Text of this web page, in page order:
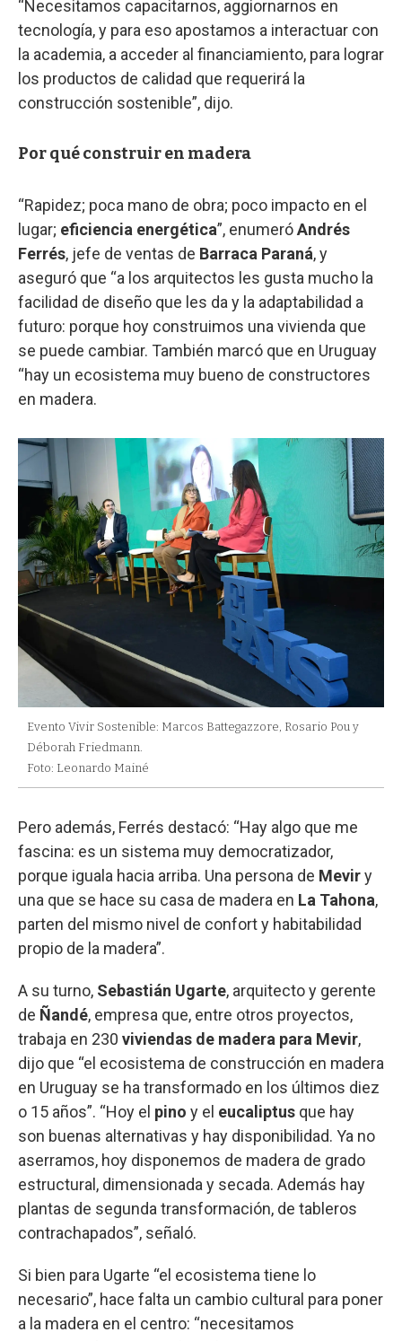
“Necesitamos capacitarnos, aggiornarnos en
tecnología, y para eso apostamos a interactuar con
la academia, a acceder al financiamiento, para lograr
los productos de calidad que requerirá la
construcción sostenible”, dijo.
Por qué construir en madera
“Rapidez; poca mano de obra; poco impacto en el
lugar; eficiencia energética”, enumeróAndrés
Ferrés, jefe de ventas de Barraca Paraná, y
aseguró que “a los arquitectos les gusta mucho la
facilidad de diseño que les da y la adaptabilidad a
futuro: porque hoy construimos una vivienda que
se puede cambiar. También marcó que en Uruguay
“hay un ecosistema muy bueno de constructores
en madera.
Evento Vivir Sostenible: Marcos Battegazzore, Rosario Pou y
Déborah Friedmann.
Foto: Leonardo Mainé
Pero además, Ferrés destacó: “Hay algo que me
fascina: es un sistema muy democratizador,
porque iguala hacia arriba. Una persona de Meviry
una que se hace su casa de madera en La Tahona,
parten del mismo nivel de confort y habitabilidad
propio de la madera”.
A su turno, Sebastián Ugarte, arquitecto y gerente
de Ñandé, empresa que, entre otros proyectos,
trabaja en 230 viviendas de madera para Mevir,
dijo que “el ecosistema de construcción en madera
en Uruguay se ha transformado en los últimos diez
o 15 años”. “Hoy el pino y el eucaliptus que hay
son buenas alternativas y hay disponibilidad. Ya no
aserramos, hoy disponemos de madera de grado
estructural, dimensionada y secada. Además hay
plantas de segunda transformación, de tableros
contrachapados”, señaló.
Si bien para Ugarte “el ecosistema tiene lo
necesario”, hace falta un cambio cultural para poner
a la madera en el centro: “necesitamos